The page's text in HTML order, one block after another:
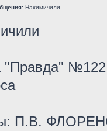
Нахимичили
"Правда"
П.В.